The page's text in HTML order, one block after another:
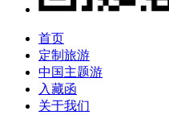
首页
定制旅游
中国主题游
入藏函
关于我们